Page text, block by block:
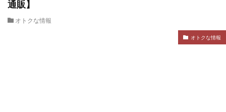
通販】
オトクな情報
オトクな情報